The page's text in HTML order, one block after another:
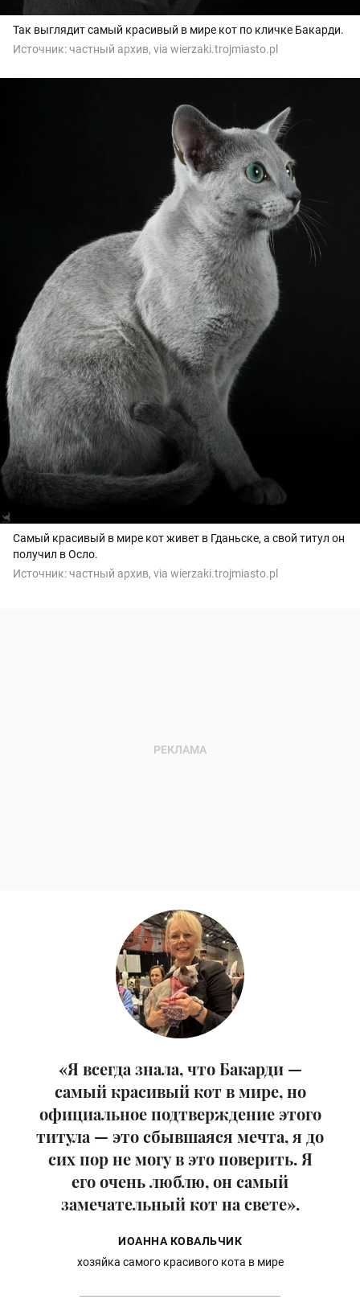
Так выглядит самый красивый в мире кот по кличке Бакарди.
Источник:частный архив, via wierzaki.trojmiasto.pl
Самый красивый в мире кот живет в Гданьске, а свой титул он
получил в Осло.
Источник:частный архив, via wierzaki.trojmiasto.pl
«Я всегда знала, что Бакарди —
самый красивый кот в мире, но
официальное подтверждение этого
титула — это сбывшаяся мечта, я до
сих пор не могу в это поверить. Я
его очень люблю, он самый
замечательный кот на свете».
ИОАННА КОВАЛЬЧИК
хозяйка самого красивого кота в мире